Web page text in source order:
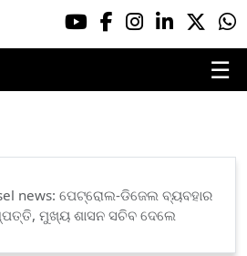
☰
news: ପେଟ୍ରୋଲ-ଡିଜେଲ ବ୍ୟବହାର
ମୁଖ୍ୟ ଶାସନ ସଚିବ ଦେଲେ